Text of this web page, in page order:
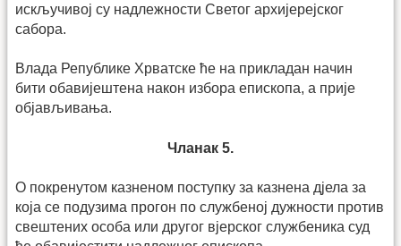
искљу­чивој су надлежности Светог архијерејског
сабора.
Влада Републике Хрватске ће на прикладан начин
бити обави­јештена након избора епископа, а прије
објављивања.
Чланак 5.
О покренутом казненом поступку за казнена дјела за
која се подузима прогон по службеној дужности против
свештених особа или другог вјерског службеника суд